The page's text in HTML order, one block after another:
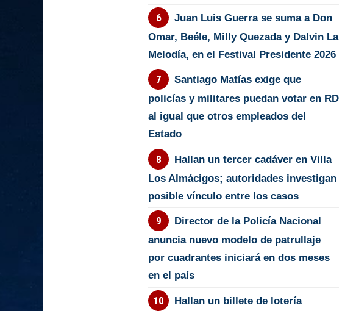
Juan Luis Guerra se suma a Don
Omar, Beéle, Milly Quezada y Dalvin La
Melodía, en el Festival Presidente 2026
Santiago Matías exige que
policías y militares puedan votar en RD
al igual que otros empleados del
Estado
Hallan un tercer cadáver en Villa
Los Almácigos; autoridades investigan
posible vínculo entre los casos
Director de la Policía Nacional
anuncia nuevo modelo de patrullaje
por cuadrantes iniciará en dos meses
en el país
Hallan un billete de lotería